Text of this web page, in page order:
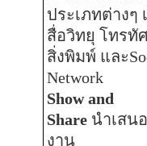
ประเภทต่างๆ
สื่อวิทยุ โทรทั
สิ่งพิมพ์ และ
Network
Show and
Share นำเสน
งาน